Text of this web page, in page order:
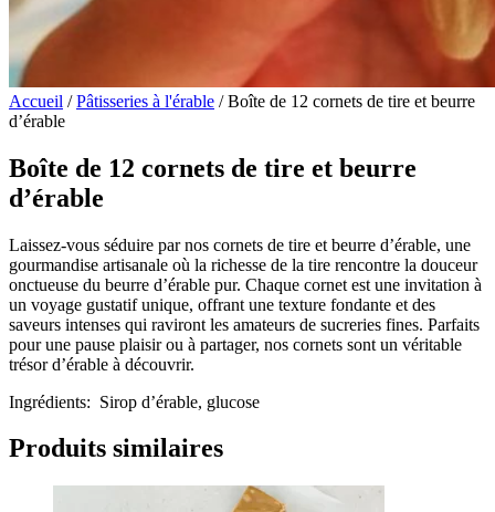
Accueil /Pâtisseries à l'érable / Boîte de 12 cornets de tire et beurre
d’érable
Boîte de 12 cornets de tire et beurre
d’érable
Laissez-vous séduire par nos cornets de tire et beurre d’érable, une
gourmandise artisanale où la richesse de la tire rencontre la douceur
onctueuse du beurre d’érable pur. Chaque cornet est une invitation à
un voyage gustatif unique, offrant une texture fondante et des
saveurs intenses qui raviront les amateurs de sucreries fines. Parfaits
pour une pause plaisir ou à partager, nos cornets sont un véritable
trésor d’érable à découvrir.
Ingrédients: Sirop d’érable, glucose
Produits similaires